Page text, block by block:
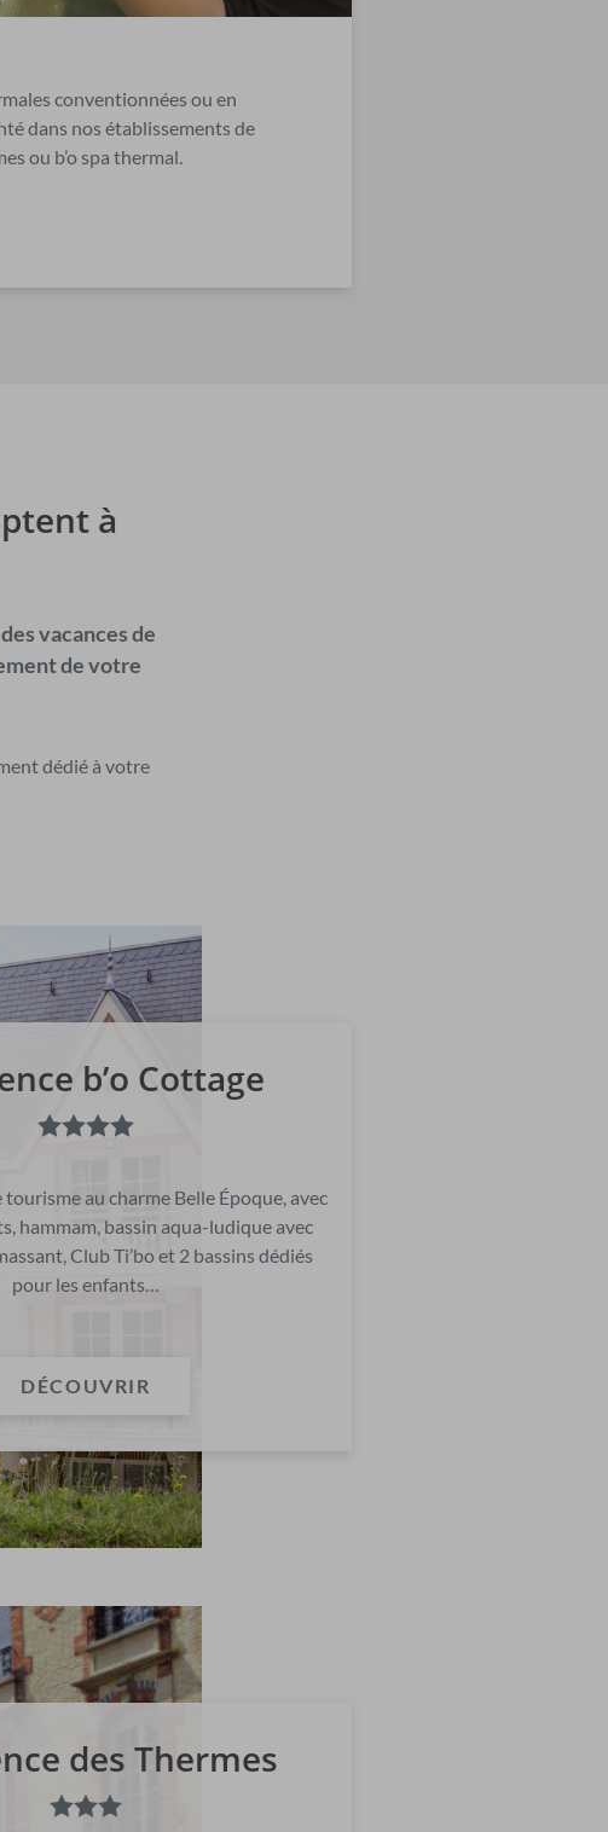
conventionnées ou en
dans nos établissements de
ou b’o spa thermal.
à
vacances de
de votre
dédié à votre
b’o Cottage
au charme Belle Époque, avec
hammam, bassin aqua-ludique avec
Club Ti’bo et 2 bassins dédiés
pour les enfants…
DÉCOUVRIR
des Thermes